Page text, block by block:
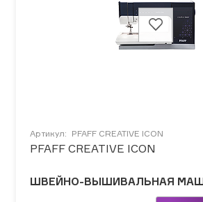
Артикул: PFAFF CREATIVE ICON
PFAFF CREATIVE ICON
ШВЕЙНО-ВЫШИВАЛЬНАЯ